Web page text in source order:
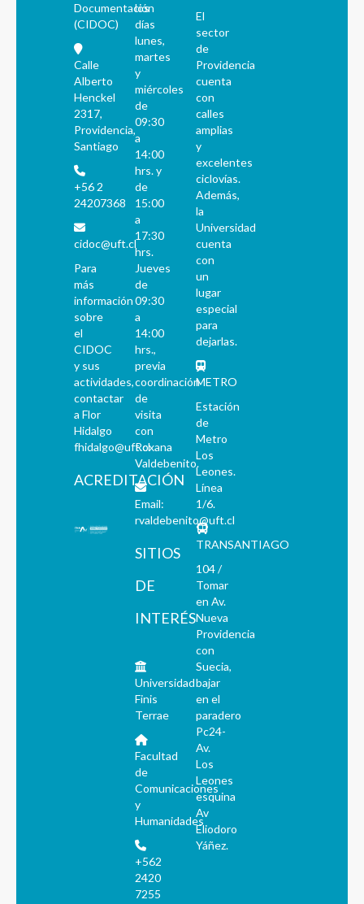
Documentación
(CIDOC)
Calle
Alberto
Henckel
2317,
Providencia,
Santiago
+56 2
24207368
cidoc@uft.cl
Para
más
información
sobre
el
CIDOC
y sus
actividades,
contactar
a Flor
Hidalgo
fhidalgo@uft.cl
ACREDITACIÓN
los
días
lunes,
martes
y
miércoles
de
09:30
a
14:00
hrs. y
de
15:00
a
17:30
hrs.
Jueves
de
09:30
a
14:00
hrs.,
previa
coordinación
de
visita
con
Roxana
Valdebenito.
Email:
rvaldebenito@uft.cl
SITIOS
DE
INTERÉS
Universidad
Finis
Terrae
Facultad
de
Comunicaciones
y
Humanidades
+562
2420
7255
El
sector
de
Providencia
cuenta
con
calles
amplias
y
excelentes
ciclovías.
Además,
la
Universidad
cuenta
con
un
lugar
especial
para
dejarlas.
METRO
Estación
de
Metro
Los
Leones.
Línea
1/6.
TRANSANTIAGO
104 /
Tomar
en Av.
Nueva
Providencia
con
Suecia,
bajar
en el
paradero
Pc24-
Av.
Los
Leones
esquina
Av
Eliodoro
Yáñez.